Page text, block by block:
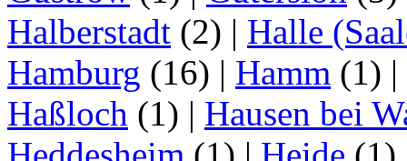
Halberstadt (2) | Halle
Hamburg (16) | Hamm (1) |
Haßloch (1) | Hausen bei